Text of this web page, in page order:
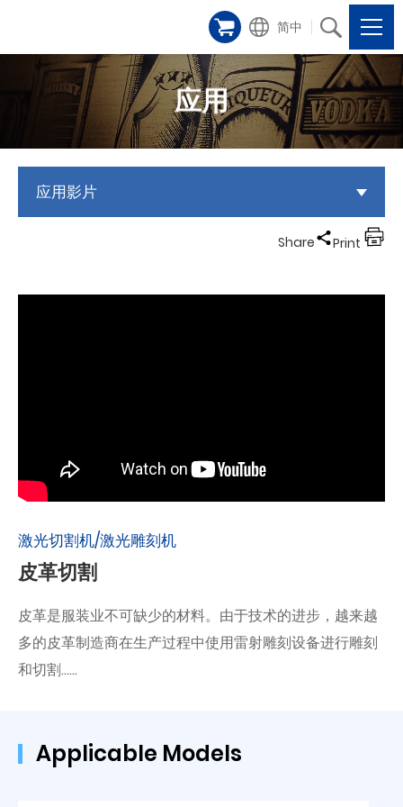
简中
应用
应用影片
Share Print
激光切割机/激光雕刻机
皮革切割
皮革是服装业不可缺少的材料。由于技术的进步，越来越
多的皮革制造商在生产过程中使用雷射雕刻设备进行雕刻
和切割……
Applicable Models